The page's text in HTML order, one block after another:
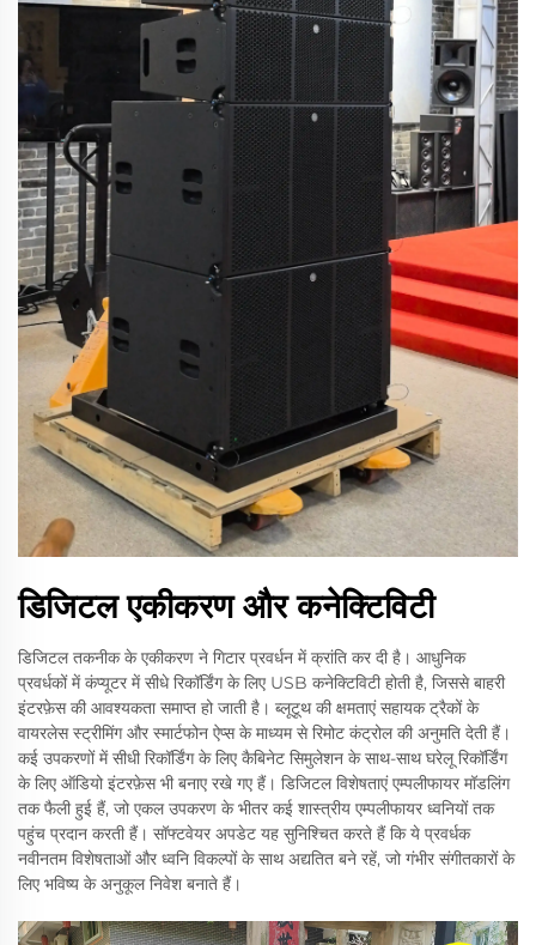
डिजिटल एकीकरण और कनेक्टिविटी
डिजिटल तकनीक के एकीकरण ने गिटार प्रवर्धन में क्रांति कर दी है। आधुनिक
प्रवर्धकों में कंप्यूटर में सीधे रिकॉर्डिंग के लिए USB कनेक्टिविटी होती है, जिससे बाहरी
इंटरफ़ेस की आवश्यकता समाप्त हो जाती है। ब्लूटूथ की क्षमताएं सहायक ट्रैकों के
वायरलेस स्ट्रीमिंग और स्मार्टफोन ऐप्स के माध्यम से रिमोट कंट्रोल की अनुमति देती हैं।
कई उपकरणों में सीधी रिकॉर्डिंग के लिए कैबिनेट सिमुलेशन के साथ-साथ घरेलू रिकॉर्डिंग
के लिए ऑडियो इंटरफ़ेस भी बनाए रखे गए हैं। डिजिटल विशेषताएं एम्पलीफायर मॉडलिंग
तक फैली हुई हैं, जो एकल उपकरण के भीतर कई शास्त्रीय एम्पलीफायर ध्वनियों तक
पहुंच प्रदान करती हैं। सॉफ्टवेयर अपडेट यह सुनिश्चित करते हैं कि ये प्रवर्धक
नवीनतम विशेषताओं और ध्वनि विकल्पों के साथ अद्यतित बने रहें, जो गंभीर संगीतकारों के
लिए भविष्य के अनुकूल निवेश बनाते हैं।